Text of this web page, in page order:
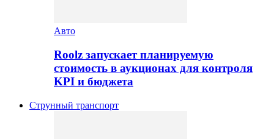
Авто
Roolz запускает планируемую
стоимость в аукционах для контроля
KPI и бюджета
Струнный транспорт